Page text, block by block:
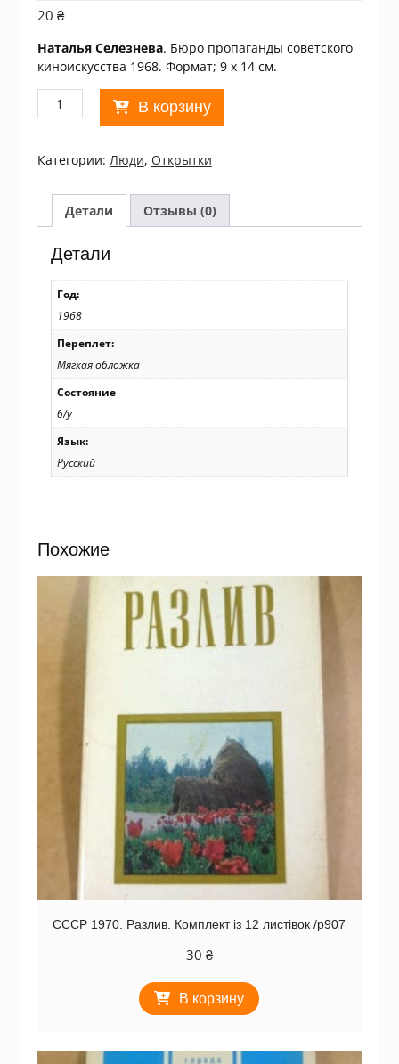
20 ₴
Наталья Селезнева. Бюро пропаганды советского
киноискусства 1968. Формат; 9 х 14 см.
Количество
товара
1968.
Наталья
Селезнева
/p102
В корзину
Категории: Люди, Открытки
Детали Отзывы (0)
Детали
Год:
1968
Переплет:
Мягкая обложка
Состояние
б/у
Язык:
Русский
Похожие
СССР 1970. Разлив. Комплект із 12 листівок /р907
30 ₴
В корзину